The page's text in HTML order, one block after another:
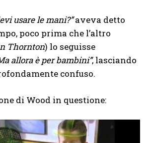
usare le mani?”aveva detto
poco prima che l’altro
Thornton) lo seguisse
allora è per bambini”, lasciando
confuso.
di Wood in questione: